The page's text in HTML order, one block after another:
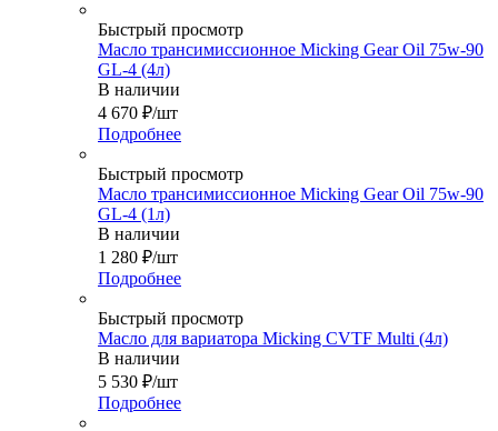
Быстрый просмотр
Масло трансимиссионное Micking Gear Oil 75w-90
GL-4 (4л)
В наличии
4 670 ₽/шт
Подробнее
Быстрый просмотр
Масло трансимиссионное Micking Gear Oil 75w-90
GL-4 (1л)
В наличии
1 280 ₽/шт
Подробнее
Быстрый просмотр
Масло для вариатора Micking CVTF Multi (4л)
В наличии
5 530 ₽/шт
Подробнее